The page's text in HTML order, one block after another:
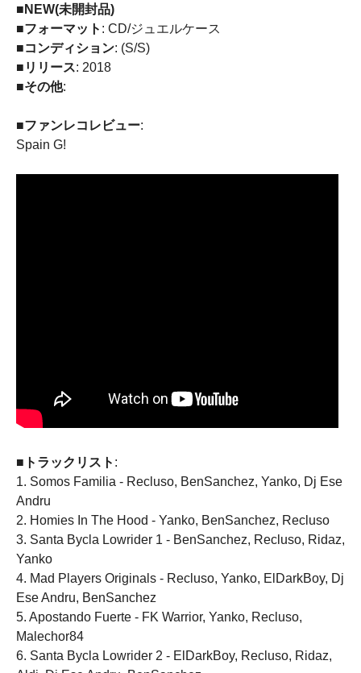
■NEW(未開封品)
■フォーマット : CD/ジュエルケース
■コンディション: (S/S)
■リリース: 2018
■その他:
■ファンレコレビュー:
Spain G!
■トラックリスト :
1. Somos Familia - Recluso, BenSanchez, Yanko, Dj Ese
Andru
2. Homies In The Hood - Yanko, BenSanchez, Recluso
3. Santa Bycla Lowrider 1 - BenSanchez, Recluso, Ridaz,
Yanko
4. Mad Players Originals - Recluso, Yanko, ElDarkBoy, Dj
Ese Andru, BenSanchez
5. Apostando Fuerte - FK Warrior, Yanko, Recluso,
Malechor84
6. Santa Bycla Lowrider 2 - ElDarkBoy, Recluso, Ridaz,